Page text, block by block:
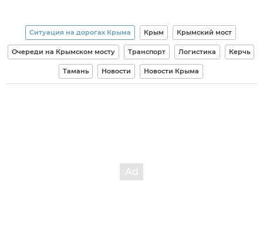
Ситуация на дорогах Крыма Крым Крымский мост
Очереди на Крымском мосту Транспорт Логистика Керчь
Тамань Новости Новости Крыма